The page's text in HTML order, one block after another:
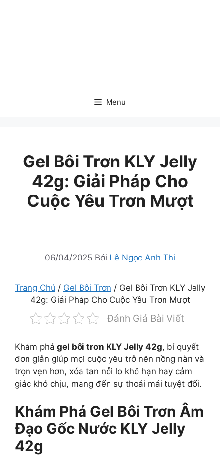
Menu
Gel Bôi Trơn KLY Jelly
42g: Giải Pháp Cho
Cuộc Yêu Trơn Mượt
06/04/2025 Bởi Lê Ngọc Anh Thi
Trang Chủ / Gel Bôi Trơn / Gel Bôi Trơn KLY Jelly
42g: Giải Pháp Cho Cuộc Yêu Trơn Mượt
Đánh Giá Bài Viết
Khám phá gel bôi trơn KLY Jelly 42g, bí quyết
đơn giản giúp mọi cuộc yêu trở nên nồng nàn và
trọn vẹn hơn, xóa tan nỗi lo khô hạn hay cảm
giác khó chịu, mang đến sự thoải mái tuyệt đối.
Khám Phá Gel Bôi Trơn Âm
Đạo Gốc Nước KLY Jelly
42g